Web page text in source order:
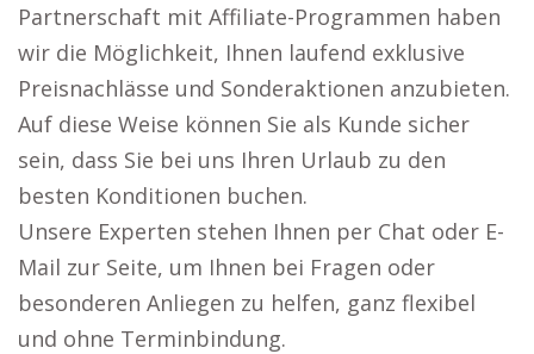
Partnerschaft mit Affiliate-Programmen haben
wir die Möglichkeit, Ihnen laufend exklusive
Preisnachlässe und Sonderaktionen anzubieten.
Auf diese Weise können Sie als Kunde sicher
sein, dass Sie bei uns Ihren Urlaub zu den
besten Konditionen buchen.
Unsere Experten stehen Ihnen per Chat oder E-
Mail zur Seite, um Ihnen bei Fragen oder
besonderen Anliegen zu helfen, ganz flexibel
und ohne Terminbindung.